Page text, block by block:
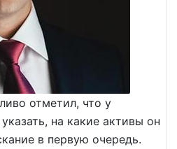
отметил, что у
на какие активы он
в первую очередь.